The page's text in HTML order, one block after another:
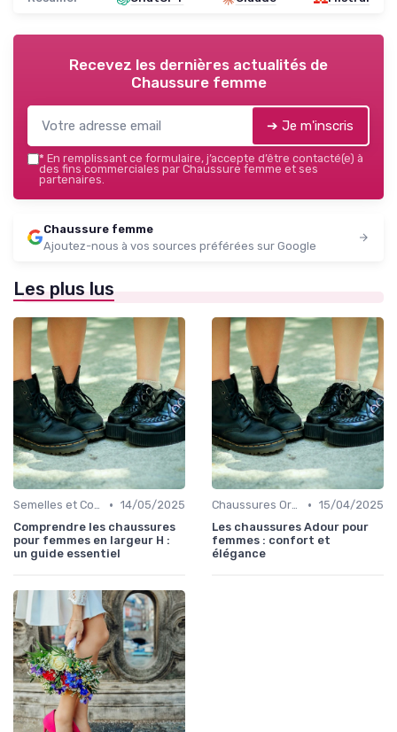
Recevez les dernières actualités de
Chaussure femme
➔ Je m'inscris
* En remplissant ce formulaire, j’accepte d’être contacté(e) à
des fins commerciales par Chaussure femme et ses
partenaires.
Chaussure femme
Ajoutez-nous à vos sources préférées sur Google
Les plus lus
Semelles et Confort du Pied • 14/05/2025
Comprendre les chaussures
pour femmes en largeur H :
un guide essentiel
Chaussures Orthopédiques • 15/04/2025
Les chaussures Adour pour
femmes : confort et
élégance